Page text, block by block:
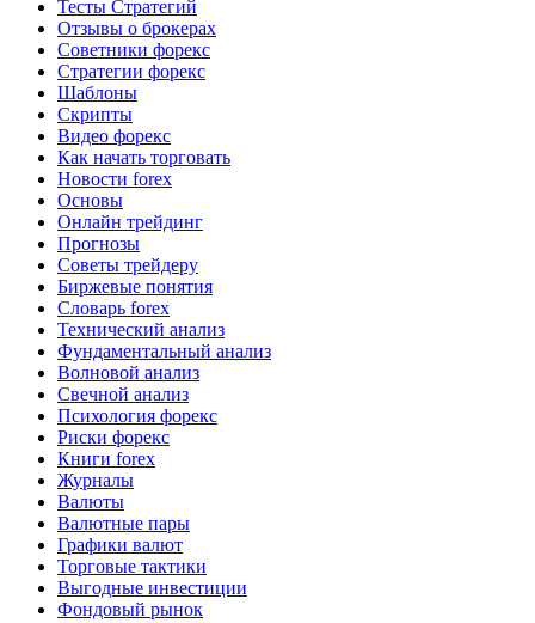
Тесты Стратегий
Отзывы о брокерах
Советники форекс
Стратегии форекс
Шаблоны
Скрипты
Видео форекс
Как начать торговать
Новости forex
Основы
Онлайн трейдинг
Прогнозы
Советы трейдеру
Биржевые понятия
Словарь forex
Технический анализ
Фундаментальный анализ
Волновой анализ
Свечной анализ
Психология форекс
Риски форекс
Книги forex
Журналы
Валюты
Валютные пары
Графики валют
Торговые тактики
Выгодные инвестиции
Фондовый рынок